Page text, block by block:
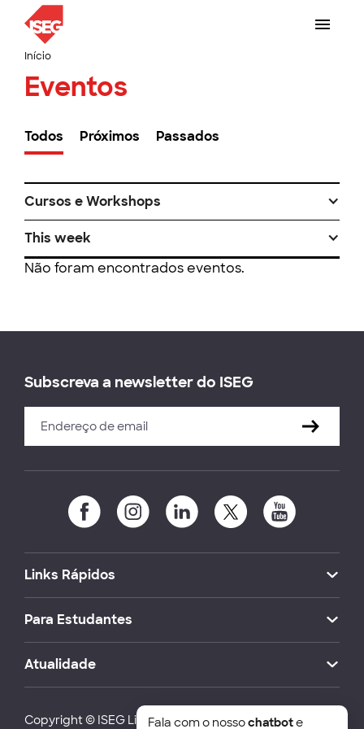
Início
Eventos
Todos Próximos Passados
Cursos e Workshops
This week
Não foram encontrados eventos.
Subscreva a newsletter do ISEG
Links Rápidos
Para Estudantes
Atualidade
Copyright © ISEG Lisbon School of Economics and
Fala com o nossochatbote